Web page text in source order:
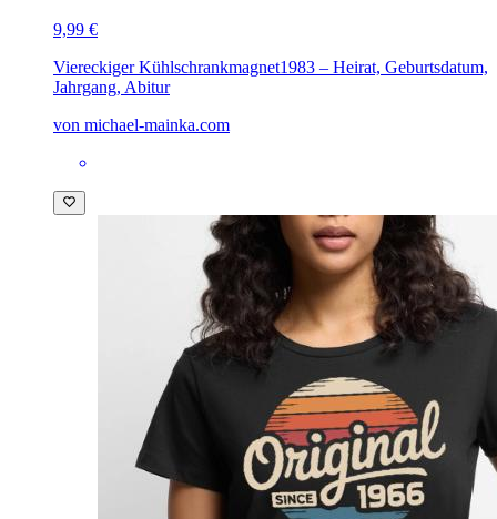
9,99 €
Viereckiger Kühlschrankmagnet1983 – Heirat, Geburtsdatum,
Jahrgang, Abitur
von michael-mainka.com